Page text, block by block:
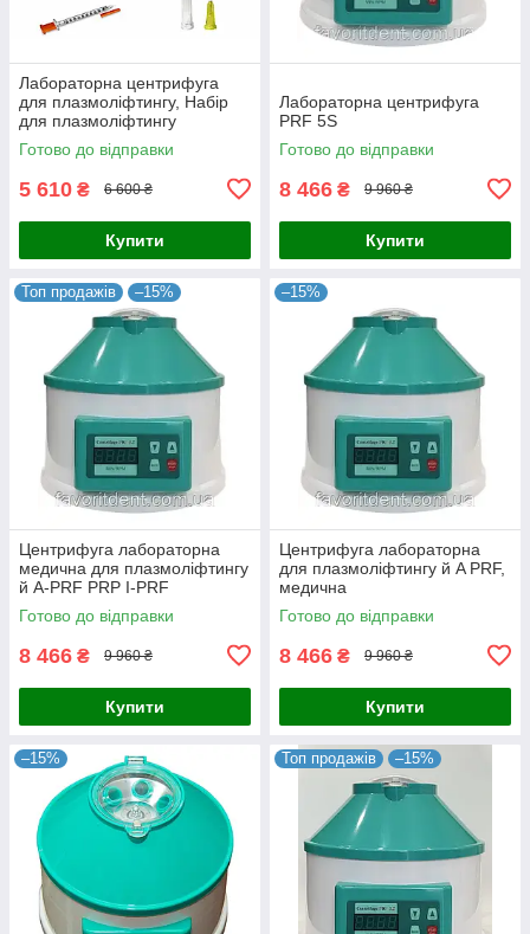
Лабораторна центрифуга
для плазмоліфтингу, Набір
для плазмоліфтингу
Готово до відправки
5 610 ₴ 6 600 ₴
Купити
Лабораторна центрифуга
PRF 5S
Готово до відправки
8 466 ₴ 9 960 ₴
Купити
Топ продажів –15%
Центрифуга лабораторна
медична для плазмоліфтингу
й A-PRF PRP I-PRF
Готово до відправки
8 466 ₴ 9 960 ₴
Купити
–15%
Центрифуга лабораторна
для плазмоліфтингу й A PRF,
медична
Готово до відправки
8 466 ₴ 9 960 ₴
Купити
–15% Топ продажів –15%